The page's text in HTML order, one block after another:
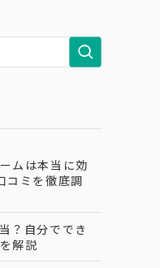
ムは本当に効
コミを徹底調
？自分ででき
解説